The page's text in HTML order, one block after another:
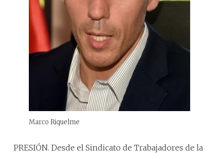
Marco Riquelme
PRESIÓN. Desde el Sindicato de Trabajadores de la